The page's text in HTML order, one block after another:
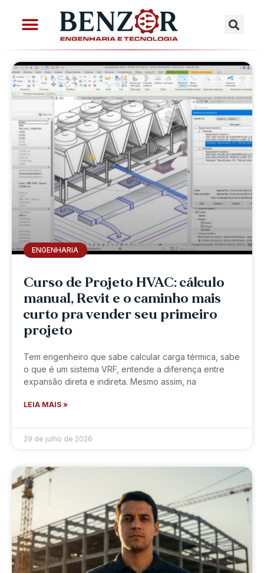
ENGENHARIA
Curso de Projeto HVAC: cálculo
manual, Revit e o caminho mais
curto pra vender seu primeiro
projeto
Tem engenheiro que sabe calcular carga térmica, sabe
o que é um sistema VRF, entende a diferença entre
expansão direta e indireta. Mesmo assim, na
LEIA MAIS »
29 de julho de 2026